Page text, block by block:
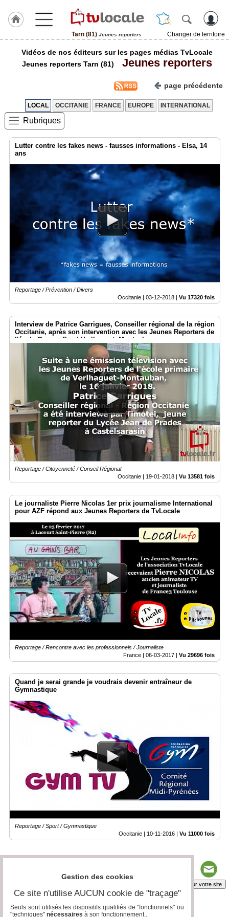
Tarn (81) Jeunes reporters
Changer de territoire
J'adhère
Hulcoq
TvLocale
France
Accueil
RUBRIQUES
Gazette
Médias
du
Blogs
Inscription
annuaire
Vidéos de nos éditeurs sur les pages médias TvLocale
Jeunes reporters Tarn (81)
Jeunes reporters
page précédente
LOCAL OCCITANIE FRANCE EUROPE INTERNATIONAL
Rubriques
Lutter contre les fakes news - fausses informations - Elsa, 14
ans
Reportage / Prévention / Divers
Occitanie | 03-12-2018 Vu 17320 fois
Interview de Patrice Garrigues, Conseiller régional de la région
Occitanie, après son intervention avec les Jeunes Reporters de
l'école George Sand Verlhaguet- Montauban.
Reportage / Citoyenneté / Conseil Régional
Occitanie | 19-01-2018 | Vu 13581 fois
Le journaliste Pierre Nicolas 1er prix journalisme International
pour AZF répond aux Jeunes Reporters de TvLocale
Reportage / Rencontre avec les professionnels / Journaliste
France | 06-03-2017 | Vu 29696 fois
Quand je serai grande je voudrais devenir entraîneur de
Gymnastique
Reportage / Sport / Gymnastique
Occitanie | 10-11-2016 Vu 11000 fois
Insérez sur votre site
Gestion des cookies
Ce site n'utilise AUCUN cookie de "traçage"
Seuls sont utilisés les dispositifs qualifiés de "fonctionnels" ou
"techniques" nécessaires à son fonctionnement..